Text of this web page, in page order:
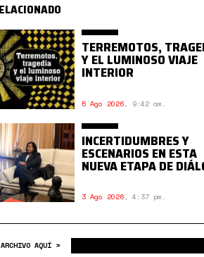
TERREMOTOS,
Y EL LUMINOSO VIAJE
INTERIOR
5 Ago 2026, 9:42 am.
INCERTIDUMBRES Y
ESCENARIOS EN ESTA
NUEVA ETAPA DE
3 Ago 2026,4:37 pm.
ARCHIVO AQUÍ >